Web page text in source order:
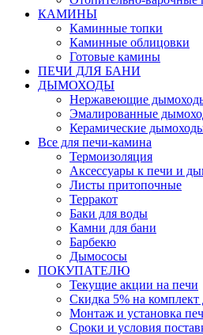
КАМИНЫ
Каминные топки
Каминные облицовки
Готовые камины
ПЕЧИ ДЛЯ БАНИ
ДЫМОХОДЫ
Нержавеющие
Эмалированные
Керамические
Все для печи-камина
Термоизоляция
Аксессуары к печи и
Листы притопочные
Терракот
Баки для воды
Камни для бани
Барбекю
Дымососы
ПОКУПАТЕЛЮ
Текущие акции на печи
Скидка 5% на комплект
Монтаж и установка
Сроки и условия